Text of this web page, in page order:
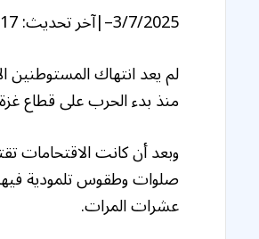
3/7/2025
–
|آخر تحديث:13:17
لم يعد انتهاك المستوطنين
منذ بدء الحرب على قطاع غزة قبل 20 شهرا، ووصل الأمر إلى الاستيلاء الضمني على
وبعد أن كانت
صلوات وطقوس تلمودية
عشرات المرات.